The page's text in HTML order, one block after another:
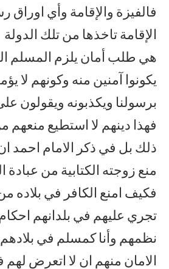
فالفيزة والإقامة وأي اوراق
الإقامة تاخذها من تلك الدولة
هي طلب أمان يلزم المسلم
يكونوا آمنين منه وكونهم لا
برسولنا ويكذبونه ويقولون
فهذا دينهم لا استطيع
ذلك بل في ذكر الامام احمد
منع زوجته الكتابية من عبادة
فكيف امنع الكافر في بلاده
تجري عليهم في بلدانهم
نظمهم وأنا كمسلم في
الامان منهم ان لا اتعرض لهم